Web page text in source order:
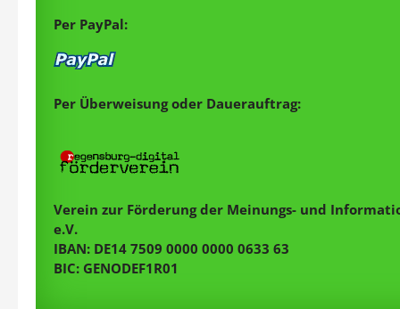
Per PayPal:
Per Überweisung oder Dauerauftrag:
Verein zur Förderung der Meinungs- und
e.V.
IBAN: DE14 7509 0000 0000 0633 63
BIC: GENODEF1R01